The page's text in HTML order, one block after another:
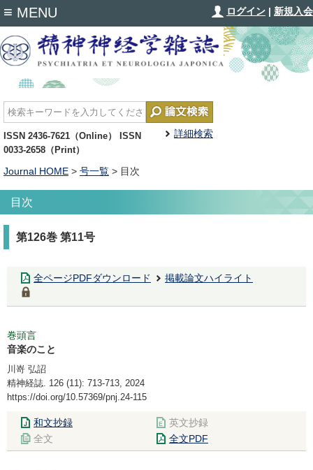
ログイン | 新規入会
詳細検索
ISSN 2436-7621（Online） ISSN
0033-2658（Print）
≡ MENU
Journal HOME > 号一覧 > 目次
目次
第126巻 第11号
全ページPDFダウンロード 掲載論文ハイライト
巻頭言
音楽のこと
川嵜 弘詔
精神経誌. 126 (11): 713-713, 2024
https://doi.org/10.57369/pnj.24-115
和文抄録
英文抄録
全文
全文PDF